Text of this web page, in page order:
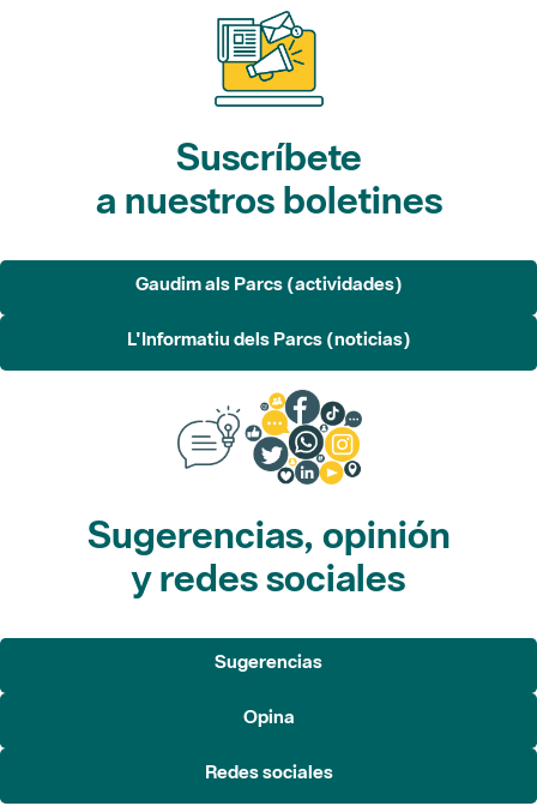
Suscríbete
a nuestros boletines
Gaudim als Parcs (actividades)
Sugerencias, opinión
y redes sociales
Sugerencias